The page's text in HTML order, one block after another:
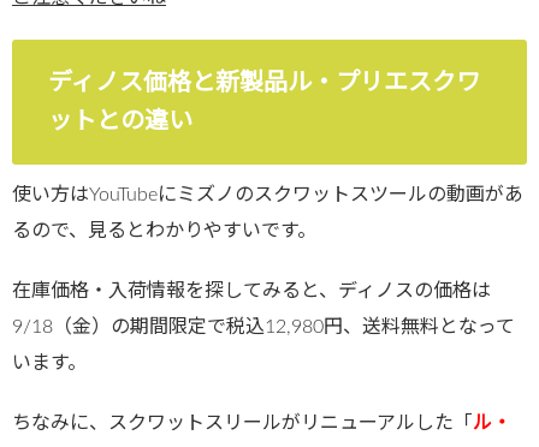
ディノス価格と新製品ル・プリエスクワ
ットとの違い
使い方はYouTubeにミズノのスクワットスツールの動画があ
るので、見るとわかりやすいです。
在庫価格・入荷情報を探してみると、ディノスの価格は
9/18（金）の期間限定で税込12,980円、送料無料となって
います。
ちなみに、スクワットスリールがリニューアルした「 ル・